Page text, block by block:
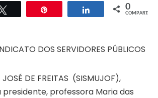
Compartilhar
0
COMPART.
DOS SERVIDORES PÚBLICOS
JOSÉ DE FREITAS (SISMUJOF),
presidente, professora Maria das